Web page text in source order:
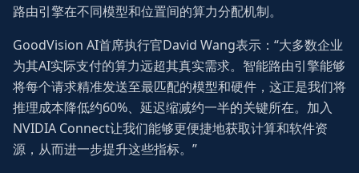
路由引擎在不同模型和位置间的算力分配机制。
GoodVision AI首席执行官David Wang表示：“大多数企业
为其AI实际支付的算力远超其真实需求。智能路由引擎能够
将每个请求精准发送至最匹配的模型和硬件，这正是我们将
推理成本降低约60%、延迟缩减约一半的关键所在。加入
NVIDIA Connect让我们能够更便捷地获取计算和软件资
源，从而进一步提升这些指标。”